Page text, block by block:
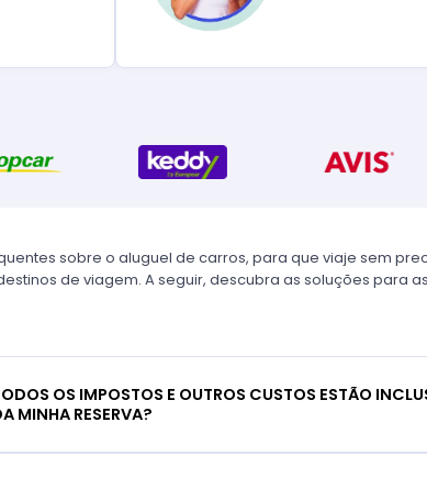
sobre o aluguel de carros, para que viaje sem
de viagem. A seguir, descubra as soluções para
OS IMPOSTOS E OUTROS CUSTOS ESTÃO
MINHA RESERVA?